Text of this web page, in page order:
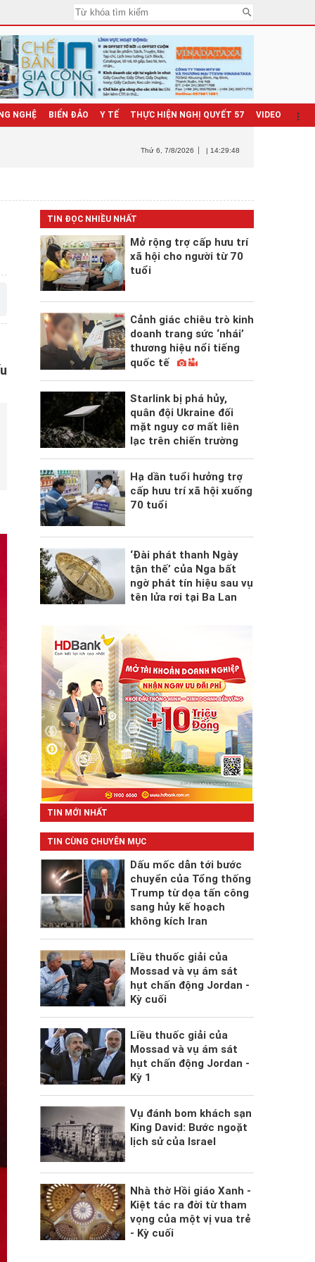
NGHỆ BIỂN ĐẢO Y TẾ THỰC HIỆN NGHỊ QUYẾT 57 VIDEO
Thứ 6 , 7/8/2026 | 14:29:49
TIN ĐỌC NHIỀU NHẤT
Mở rộng trợ cấp hưu trí
xã hội cho người từ 70
tuổi
Cảnh giác chiêu trò kinh
doanh trang sức ‘nhái’
thương hiệu nổi tiếng
quốc tế
Starlink bị phá hủy,
quân đội Ukraine đối
mặt nguy cơ mất liên
lạc trên chiến trường
Hạ dần tuổi hưởng trợ
cấp hưu trí xã hội xuống
70 tuổi
‘Đài phát thanh Ngày
tận thế’ của Nga bất
ngờ phát tín hiệu sau vụ
tên lửa rơi tại Ba Lan
TIN MỚI NHẤT
TIN CÙNG CHUYÊN MỤC
Dấu mốc dẫn tới bước
chuyển của Tổng thống
Trump từ dọa tấn công
sang hủy kế hoạch
không kích Iran
Liều thuốc giải của
Mossad và vụ ám sát
hụt chấn động Jordan -
Kỳ cuối
Liều thuốc giải của
Mossad và vụ ám sát
hụt chấn động Jordan -
Kỳ 1
Vụ đánh bom khách sạn
King David: Bước ngoặt
lịch sử của Israel
Nhà thờ Hồi giáo Xanh -
Kiệt tác ra đời từ tham
vọng của một vị vua trẻ
- Kỳ cuối